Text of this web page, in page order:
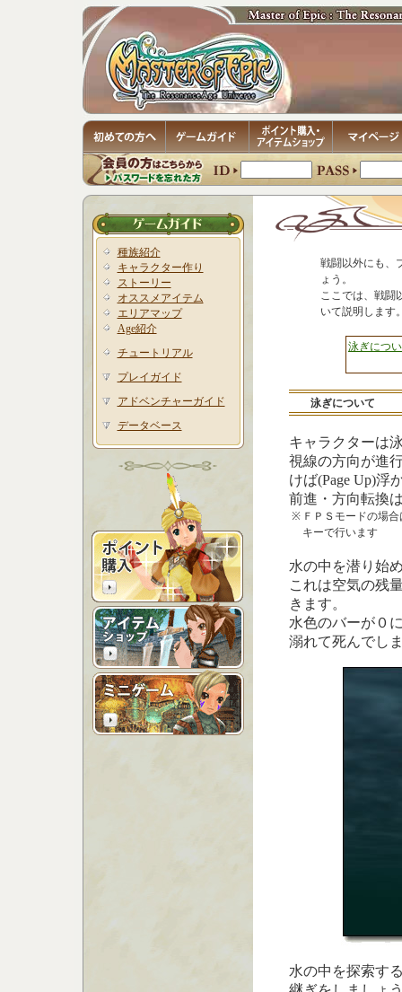
種族紹介
キャラクター作り
ストーリー
オススメアイテム
エリアマップ
Age紹介
チュートリアル
プレイガイド
アドベンチャーガイド
データベース
戦闘以外にも、
ょう。
ここでは、戦闘
いて説明します
泳ぎにつ
泳ぎについて
キャラクターは
視線の方向が進
けば(Page Up)浮
前進・方向転換
※ ＦＰＳモードの場
キーで行います
水の中を潜り始
これは空気の残
きます。
水色のバーが０
溺れて死んでし
水の中を探索す